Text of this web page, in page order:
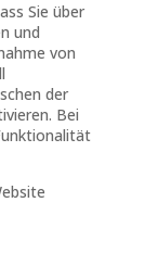
Sie über
und
von
der
Bei